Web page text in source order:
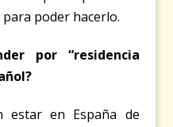
poder hacerlo.
por “residencia
estar en España de